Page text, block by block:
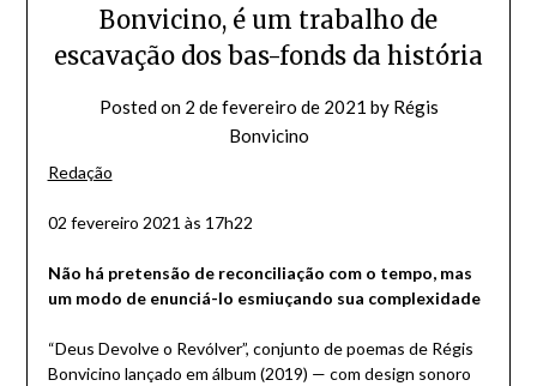
Bonvicino, é um trabalho de
escavação dos bas-fonds da história
Posted on 2 de fevereiro de 2021 by Régis
Bonvicino
Redação
02 fevereiro 2021 às 17h22
Não há pretensão de reconciliação com o tempo, mas
um modo de enunciá-lo esmiuçando sua complexidade
“Deus Devolve o Revólver”, conjunto de poemas de Régis
Bonvicino lançado em álbum (2019) — com design sonoro